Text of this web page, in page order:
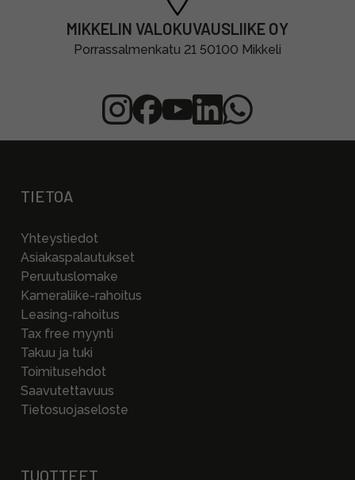
MIKKELIN VALOKUVAUSLIIKE OY
Porrassalmenkatu 21 50100 Mikkeli
TIETOA
Yhteystiedot
Asiakaspalautukset
Peruutuslomake
Kameraliike-rahoitus
Leasing-rahoitus
Tax free myynti
Takuu ja tuki
Toimitusehdot
Saavutettavuus
Tietosuojaseloste
TUOTTEET